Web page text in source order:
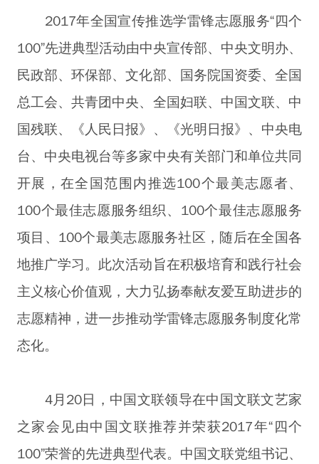
2017年全国宣传推选学雷锋志愿服务“四个
100”先进典型活动由中央宣传部、中央文明办、
民政部、环保部、文化部、国务院国资委、全国
总工会、共青团中央、全国妇联、中国文联、中
国残联、《人民日报》、《光明日报》、中央电
台、中央电视台等多家中央有关部门和单位共同
开展，在全国范围内推选100个最美志愿者、
100个最佳志愿服务组织、100个最佳志愿服务
项目、100个最美志愿服务社区，随后在全国各
地推广学习。此次活动旨在积极培育和践行社会
主义核心价值观，大力弘扬奉献友爱互助进步的
志愿精神，进一步推动学雷锋志愿服务制度化常
态化。
4月20日，中国文联领导在中国文联文艺家
之家会见由中国文联推荐并荣获2017年“四个
100”荣誉的先进典型代表。中国文联党组书记、